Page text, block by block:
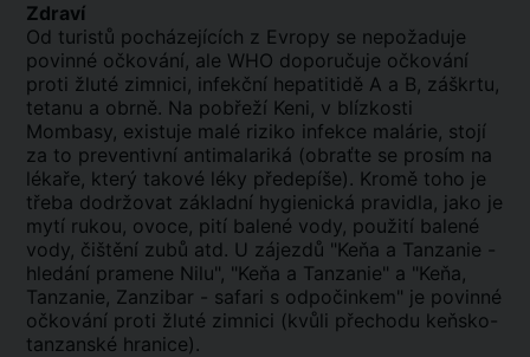
Zdraví
Od turistů pocházejících z Evropy se nepožaduje
povinné očkování, ale WHO doporučuje očkování
proti žluté zimnici, infekční hepatitidě A a B, záškrtu,
tetanu a obrně. Na pobřeží Keni, v blízkosti
Mombasy, existuje malé riziko infekce malárie, stojí
za to preventivní antimalariká (obraťte se prosím na
lékaře, který takové léky předepíše). Kromě toho je
třeba dodržovat základní hygienická pravidla, jako je
mytí rukou, ovoce, pití balené vody, použití balené
vody, čištění zubů atd. U zájezdů "Keňa a Tanzanie -
hledání pramene Nilu", "Keňa a Tanzanie" a "Keňa,
Tanzanie, Zanzibar - safari s odpočinkem" je povinné
očkování proti žluté zimnici (kvůli přechodu keňsko-
tanzanské hranice).